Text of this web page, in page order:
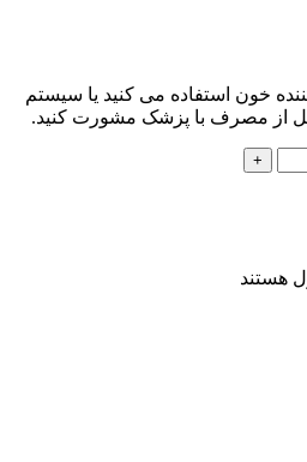
خون استفاده می کنید یا سیستم
از مصرف با پزشک مشورت کنید.
هستند